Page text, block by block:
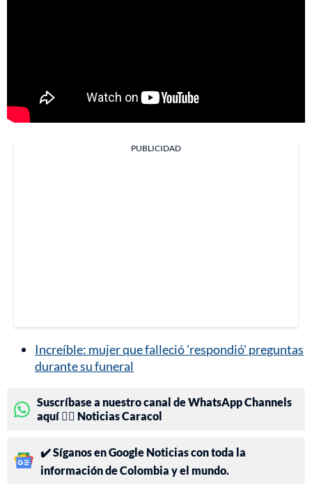
PUBLICIDAD
Increíble: mujer que falleció 'respondió' preguntas
durante su funeral
Suscríbase a nuestro canal de WhatsApp Channels
aquí 👉🏻 Noticias Caracol
✔️ Síganos en Google Noticias con toda la
información de Colombia y el mundo.